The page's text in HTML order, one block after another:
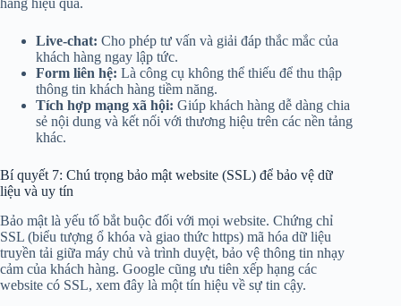
hàng hiệu quả.
Live-chat: Cho phép tư vấn và giải đáp thắc mắc của
khách hàng ngay lập tức.
Form liên hệ: Là công cụ không thể thiếu để thu thập
thông tin khách hàng tiềm năng.
Tích hợp mạng xã hội: Giúp khách hàng dễ dàng chia
sẻ nội dung và kết nối với thương hiệu trên các nền tảng
khác.
Bí quyết 7: Chú trọng bảo mật website (SSL) để bảo vệ dữ
liệu và uy tín
Bảo mật là yếu tố bắt buộc đối với mọi website. Chứng chỉ
SSL (biểu tượng ổ khóa và giao thức https) mã hóa dữ liệu
truyền tải giữa máy chủ và trình duyệt, bảo vệ thông tin nhạy
cảm của khách hàng. Google cũng ưu tiên xếp hạng các
website có SSL, xem đây là một tín hiệu về sự tin cậy.